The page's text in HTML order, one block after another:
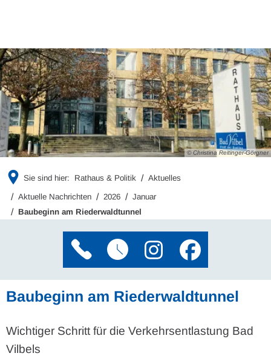
© Christina Reitinger-Görgner
Sie sind hier: Rathaus & Politik Aktuelles
Aktuelle Nachrichten 2026
Januar
Baubeginn am Riederwaldtunnel
Baubeginn am Riederwaldtunnel
Wichtiger Schritt für die Verkehrsentlastung Bad
Vilbels